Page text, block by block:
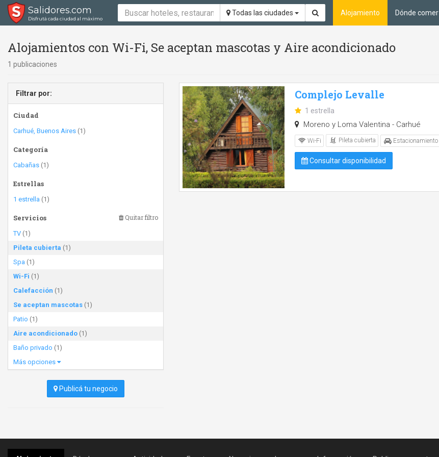
Salidores.com
Disfrutá cada ciudad al máximo
Todas las ciudades Alojamiento Dónde comer
Alojamientos con Wi-Fi, Se aceptan mascotas y Aire acondicionado
1 publicaciones
Filtrar por:
Ciudad
Carhué, Buenos Aires (1)
Categoría
Cabañas (1)
Estrellas
1 estrella (1)
Servicios Quitar filtro
TV (1)
Pileta cubierta (1)
Spa (1)
Wi-Fi (1)
Calefacción (1)
Se aceptan mascotas (1)
Patio (1)
Aire acondicionado (1)
Baño privado (1)
Más opciones
Publicá tu negocio
Complejo Levalle
1 estrella
Moreno y Loma Valentina - Carhué
Wi-Fi Pileta cubierta Estacionamiento
Consultar disponibilidad